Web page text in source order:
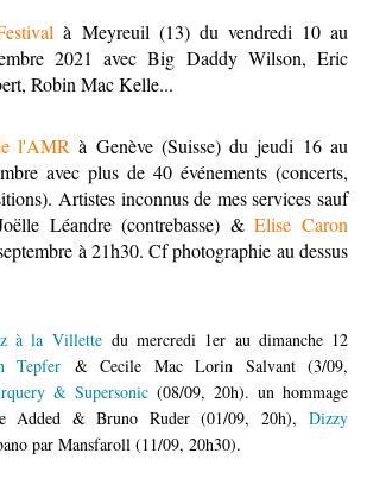
à Meyreuil (13) du vendredi 10 au
2021 avec Big Daddy Wilson, Eric
Robin Mac Kelle...
l'AMR à Genève (Suisse) du jeudi 16 au
avec plus de 40 événements (concerts,
Artistes inconnus de mes services sauf
Léandre (contrebasse) &Elise Caron
à 21h30. Cf photographie au dessus
à la Villette du mercredi 1er au dimanche 12
Tepfer
& Cecile Mac Lorin Salvant (3/09,
& Supersonic (08/09, 20h). un hommage
Added & Bruno Ruder (01/09, 20h), Dizzy
par Mansfaroll (11/09, 20h30).